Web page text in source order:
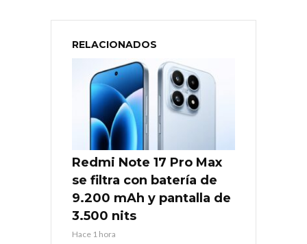
RELACIONADOS
Redmi Note 17 Pro Max
se filtra con batería de
9.200 mAh y pantalla de
3.500 nits
Hace 1 hora